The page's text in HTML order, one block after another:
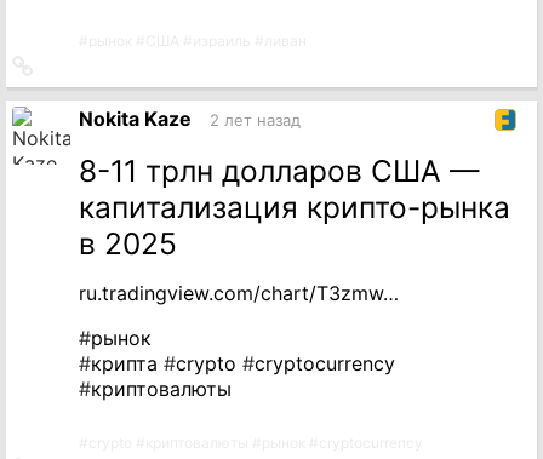
на
источникNokita Kaze 2 лет назад
8-11 трлн долларов США —
капитализация крипто-рынка
в 2025
ru.tradingview.com/chart/T3zmw…
#рынок
#крипта #crypto #cryptocurrency
#криптовалюты